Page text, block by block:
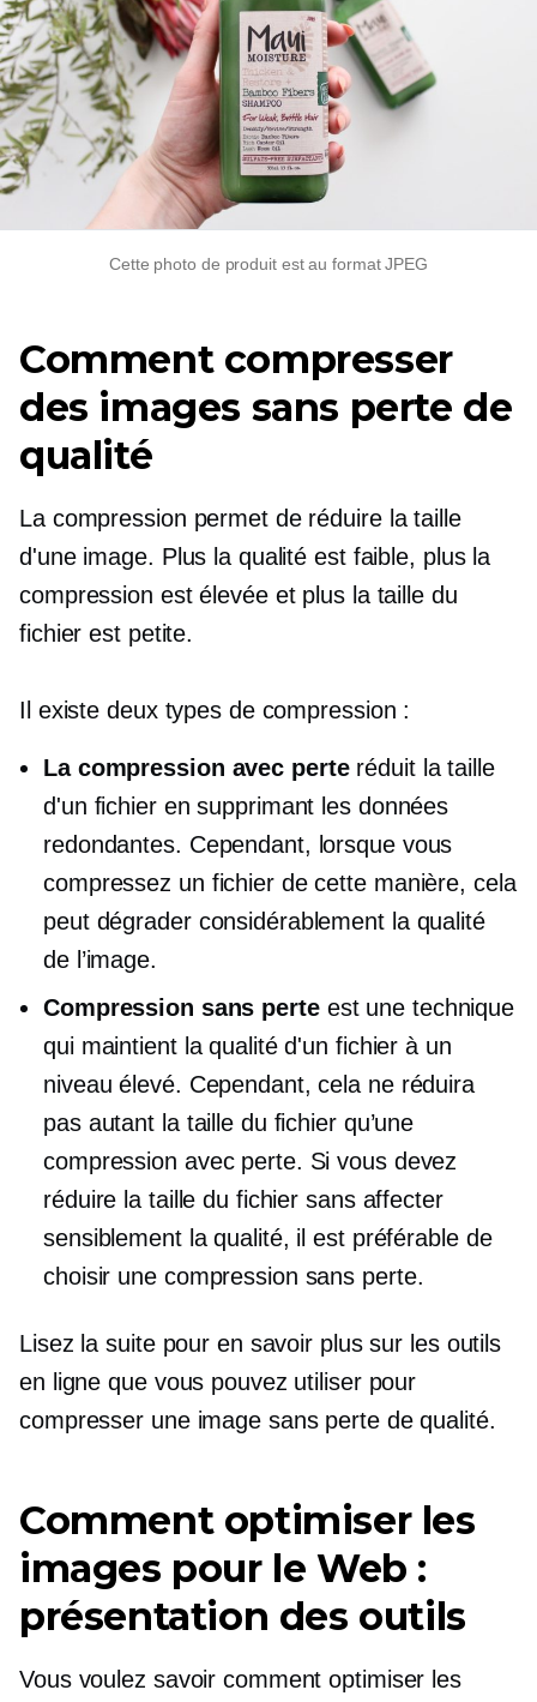
Cette photo de produit est au format JPEG
Comment compresser
des images sans perte de
qualité
La compression permet de réduire la taille
d'une image. Plus la qualité est faible, plus la
compression est élevée et plus la taille du
fichier est petite.
Il existe deux types de compression :
La compression avec perteréduit la taille
d'un fichier en supprimant les données
redondantes. Cependant, lorsque vous
compressez un fichier de cette manière, cela
peut dégrader considérablement la qualité
de l’image.
Compression sans perteest une technique
qui maintient la qualité d'un fichier à un
niveau élevé. Cependant, cela ne réduira
pas autant la taille du fichier qu’une
compression avec perte. Si vous devez
réduire la taille du fichier sans affecter
sensiblement la qualité, il est préférable de
choisir une compression sans perte.
Lisez la suite pour en savoir plus sur les outils
en ligne que vous pouvez utiliser pour
compresser une image sans perte de qualité.
Comment optimiser les
images pour le Web :
présentation des outils
Vous voulez savoir comment optimiser les